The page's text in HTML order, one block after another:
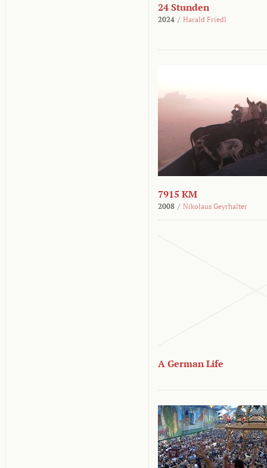
24 Stunden
2024 / Harald Friedl
7915 KM
2008 / Nikolaus Geyrhalter
A German Life